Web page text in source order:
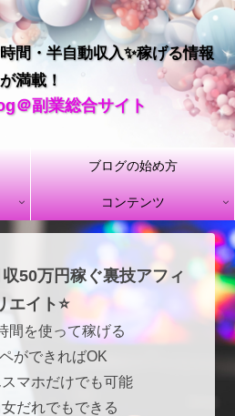
間・半自動収入✨稼げる情報
が満載！
＠副業総合サイト
ブログの始め方
コンテンツ
50万円稼ぐ裏技アフィ
エイト⭐
間を使って稼げる
ペができればOK
スマホだけでも可能
女だれでもできる